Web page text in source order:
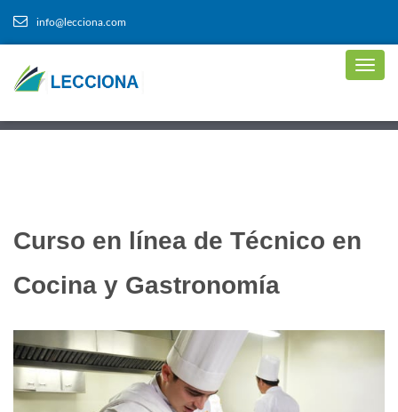
info@lecciona.com
Curso en línea de Técnico en
Cocina y Gastronomía